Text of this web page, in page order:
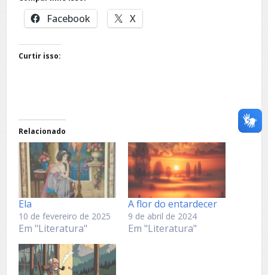
Facebook X
Curtir isso:
Relacionado
Ela
10 de fevereiro de 2025
Em "Literatura"
A flor do entardecer
9 de abril de 2024
Em "Literatura"